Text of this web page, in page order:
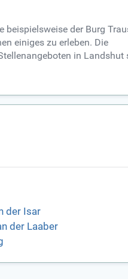
der Burg
einiges zu erleben. Die
in Landshut
der Isar
der Laaber